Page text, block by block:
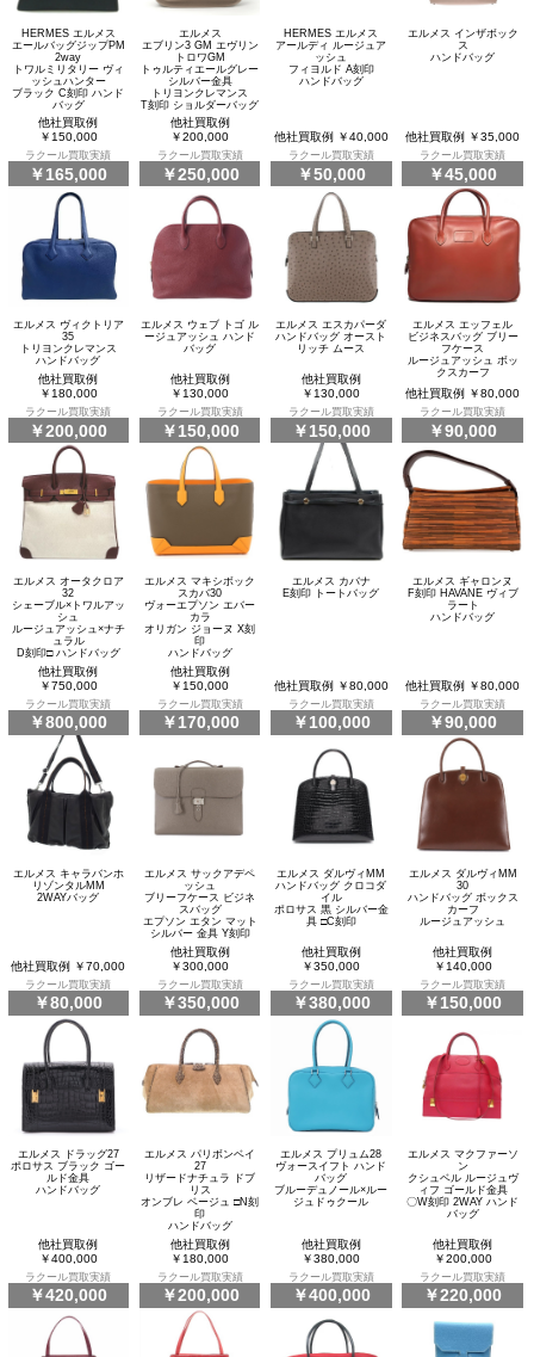
HERMES エルメス
エールバッグジップPM
2way
トワルミリタリー ヴィ
ッシュハンター
ブラック C刻印 ハンド
バッグ
他社買取例
￥150,000
ラクール買取実績
￥165,000
エルメス
エブリン3 GM エヴリン
トロワGM
トゥルティエールグレー
シルバー金具
トリヨンクレマンス
T刻印 ショルダーバッグ
他社買取例
￥200,000
ラクール買取実績
￥250,000
HERMES エルメス
アールディ ルージュア
ッシュ
フィヨルド A刻印
ハンドバッグ
他社買取例 ￥40,000
ラクール買取実績
￥50,000
エルメス インザボック
ス
ハンドバッグ
他社買取例 ￥35,000
ラクール買取実績
￥45,000
エルメス ヴィクトリア
35
トリヨンクレマンス
ハンドバッグ
他社買取例
￥180,000
ラクール買取実績
￥200,000
エルメス ウェブ トゴ ル
ージュアッシュ ハンド
バッグ
他社買取例
￥130,000
ラクール買取実績
￥150,000
エルメス エスカパーダ
ハンドバッグ オースト
リッチ ムース
他社買取例
￥130,000
ラクール買取実績
￥150,000
エルメス エッフェル
ビジネスバッグ ブリー
フケース
ルージュアッシュ ボッ
クスカーフ
他社買取例 ￥80,000
ラクール買取実績
￥90,000
エルメス オータクロア
32
シェーブル×トワルアッ
シュ
ルージュアッシュ×ナチ
ュラル
D刻印□ ハンドバッグ
他社買取例
￥750,000
ラクール買取実績
￥800,000
エルメス マキシボック
スカバ30
ヴォーエプソン エバー
カラ
オリガン ジョーヌ X刻
印
ハンドバッグ
他社買取例
￥150,000
ラクール買取実績
￥170,000
エルメス カバナ
E刻印 トートバッグ
他社買取例 ￥80,000
ラクール買取実績
￥100,000
エルメス ギャロンヌ
F刻印 HAVANE ヴィブ
ラート
ハンドバッグ
他社買取例 ￥80,000
ラクール買取実績
￥90,000
エルメス キャラバンホ
リゾンタルMM
2WAYバッグ
他社買取例 ￥70,000
ラクール買取実績
￥80,000
エルメス サックアデペ
ッシュ
ブリーフケース ビジネ
スバッグ
エプソン エタン マット
シルバー 金具 Y刻印
他社買取例
￥300,000
ラクール買取実績
￥350,000
エルメス ダルヴィMM
ハンドバッグ クロコダ
イル
ポロサス 黒 シルバー金
具 □C刻印
他社買取例
￥350,000
ラクール買取実績
￥380,000
エルメス ダルヴィMM
30
ハンドバッグ ボックス
カーフ
ルージュアッシュ
他社買取例
￥140,000
ラクール買取実績
￥150,000
エルメス ドラッグ27
ポロサス ブラック ゴー
ルド金具
ハンドバッグ
他社買取例
￥400,000
ラクール買取実績
￥420,000
エルメス パリボンベイ
27
リザードナチュラ ドブ
リス
オンブレ ベージュ □N刻
印
ハンドバッグ
他社買取例
￥180,000
ラクール買取実績
￥200,000
エルメス プリュム28
ヴォースイフト ハンド
バッグ
ブルーデュノール×ルー
ジュドゥクール
他社買取例
￥380,000
ラクール買取実績
￥400,000
エルメス マクファーソ
ン
クシュベル ルージュヴ
ィフ ゴールド金具
〇W刻印 2WAY ハンド
バッグ
他社買取例
￥200,000
ラクール買取実績
￥220,000